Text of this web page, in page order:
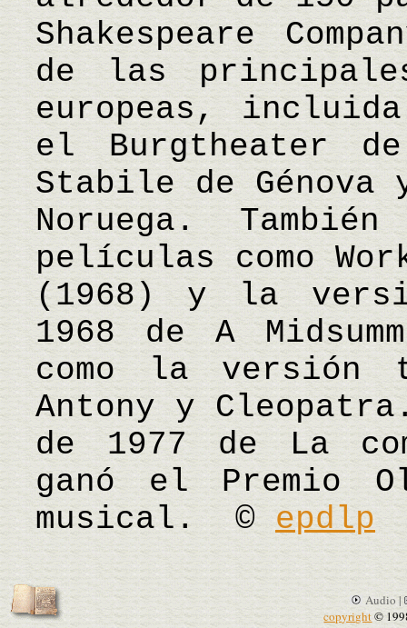
Shakespeare
de las
europeas,
el Burgtheater
Stabile de
Noruega.
películas como
(1968) y la
1968 de A
como la versión
Antony y
de 1977 de La
ganó el Premio
musical. © epdlp
Audio |
copyright©